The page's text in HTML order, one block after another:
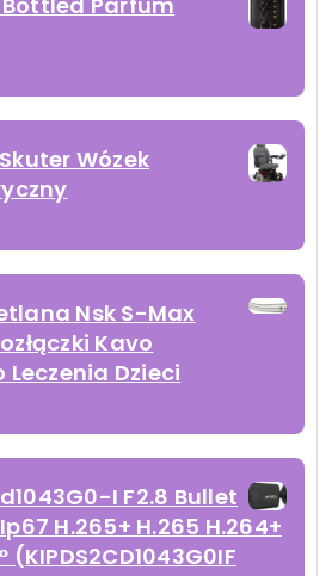
Wózek
Nsk S-Max
Kavo
Leczenia Dzieci
I F2.8 Bullet
H.265+ H.265 H.264+
(KIPDS2CD1043G0IF